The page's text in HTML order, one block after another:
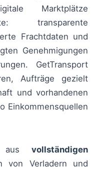
Marktplätze
transparente
Frachtdaten und
Genehmigungen
GetTransport
Aufträge gezielt
und vorhandenen
Einkommensquellen
aus vollständigen
von Verladern und